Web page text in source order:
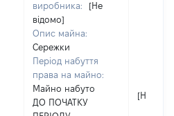
виробника:
[Не
відомо]
Опис майна:
Сережки
Період набуття
права на майно:
Майно набуто
ДО ПОЧАТКУ
[Не